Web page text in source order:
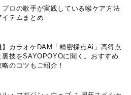
プロの歌手が実践している喉ケア⽅法
イテムまとめ
】カラオケDAM「精密採点Ai」高得点
裏技をSAYOPOYOに聞く。おすすめ
のコツもご紹介！